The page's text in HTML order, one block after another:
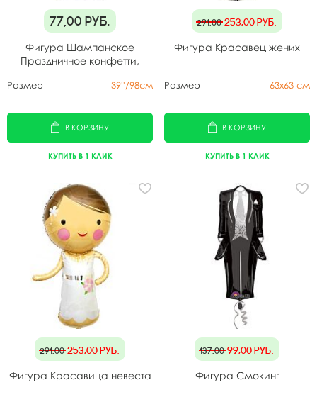
77,00 руб.
Фигура Шампанское
Праздничное конфетти,
Размер 39''/98см
В КОРЗИНУ
КУПИТЬ В 1 КЛИК
291,00253,00руб.
Фигура Красавец жених
Размер 63х63 см
В КОРЗИНУ
КУПИТЬ В 1 КЛИК
291,00253,00руб.
Фигура Красавица невеста
137,0099,00руб.
Фигура Смокинг